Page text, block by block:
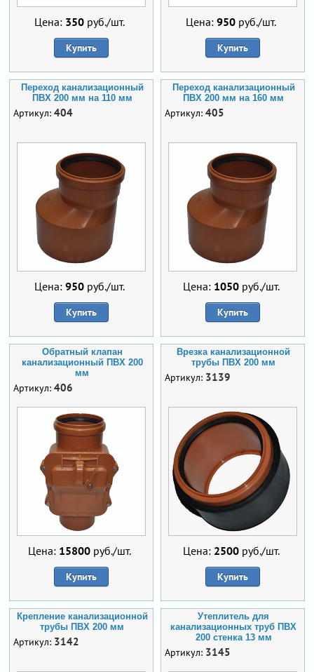
Цена: 350 руб./шт.
Купить
Цена: 950 руб./шт.
Купить
Переход канализационный
ПВХ 200 мм на 110 мм
Артикул: 404
Цена: 950 руб./шт.
Купить
Переход канализационный
ПВХ 200 мм на 160 мм
Артикул: 405
Цена: 1050руб./шт.
Купить
Обратный клапан
канализационный ПВХ 200
мм
Артикул: 406
Цена: 15800 руб./шт.
Купить
Врезка канализационной
трубы ПВХ 200 мм
Артикул: 3139
Цена: 2500руб./шт.
Купить
Крепление канализационной
трубы ПВХ 200 мм
Артикул: 3142
Утеплитель для
канализационных труб ПВХ
200 стенка 13 мм
Артикул: 3145